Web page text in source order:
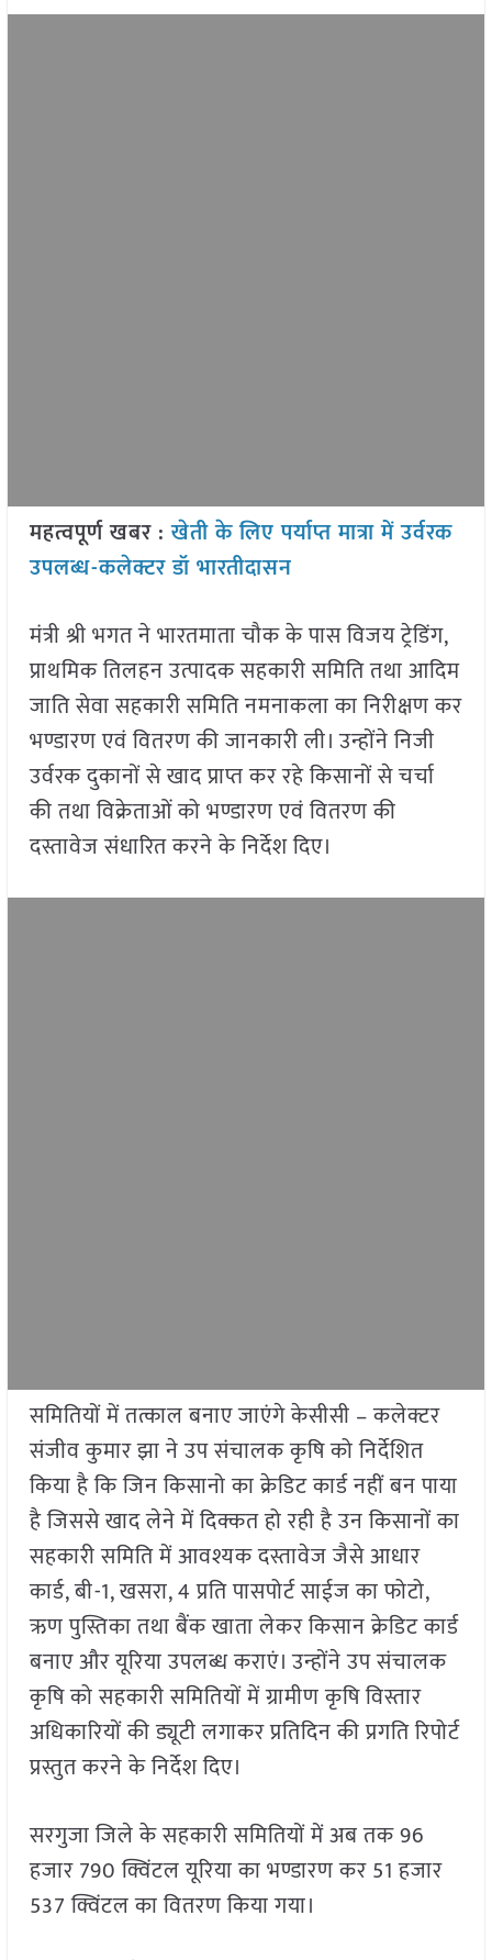
महत्वपूर्ण खबर :खेती के लिए पर्याप्त मात्रा में उर्वरक
उपलब्ध-कलेक्टर डॉ भारतीदासन
मंत्री श्री भगत ने भारतमाता चौक के पास विजय ट्रेडिंग,
प्राथमिक तिलहन उत्पादक सहकारी समिति तथा आदिम
जाति सेवा सहकारी समिति नमनाकला का निरीक्षण कर
भण्डारण एवं वितरण की जानकारी ली। उन्होंने निजी
उर्वरक दुकानों से खाद प्राप्त कर रहे किसानों से चर्चा
की तथा विक्रेताओं को भण्डारण एवं वितरण की
दस्तावेज संधारित करने के निर्देश दिए।
समितियों में तत्काल बनाए जाएंगे केसीसी – कलेक्टर
संजीव कुमार झा ने उप संचालक कृषि को निर्देशित
किया है कि जिन किसानो का क्रेडिट कार्ड नहीं बन पाया
है जिससे खाद लेने में दिक्कत हो रही है उन किसानों का
सहकारी समिति में आवश्यक दस्तावेज जैसे आधार
कार्ड, बी-1, खसरा, 4 प्रति पासपोर्ट साईज का फोटो,
ऋण पुस्तिका तथा बैंक खाता लेकर किसान क्रेडिट कार्ड
बनाए और यूरिया उपलब्ध कराएं। उन्होंने उप संचालक
कृषि को सहकारी समितियों में ग्रामीण कृषि विस्तार
अधिकारियों की ड्यूटी लगाकर प्रतिदिन की प्रगति रिपोर्ट
प्रस्तुत करने के निर्देश दिए।
सरगुजा जिले के सहकारी समितियों में अब तक 96
हजार 790 क्विंटल यूरिया का भण्डारण कर 51 हजार
537 क्विंटल का वितरण किया गया।